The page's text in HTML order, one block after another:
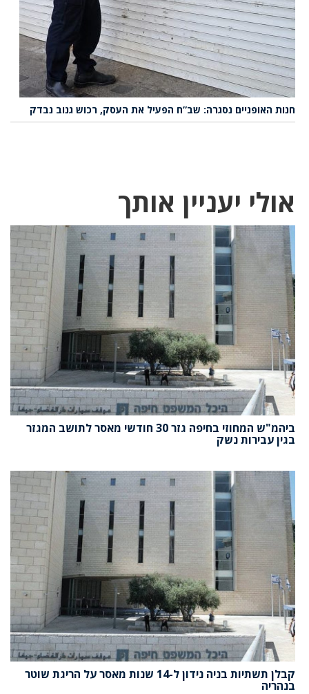
חנות האופניים נסגרה: שב”ח הפעיל את העסק, רכוש גנוב נבדק
אולי יעניין אותך
ביהמ"ש המחוזי בחיפה גזר 30 חודשי מאסר לתושב המגזר
בגין עבירות נשק
קבלן תשתיות בניה נידון ל-14 שנות מאסר על הריגת שוטר
בנהריה